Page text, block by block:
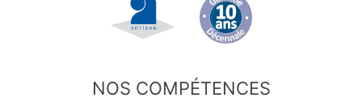
NOS COMPÉTENCES